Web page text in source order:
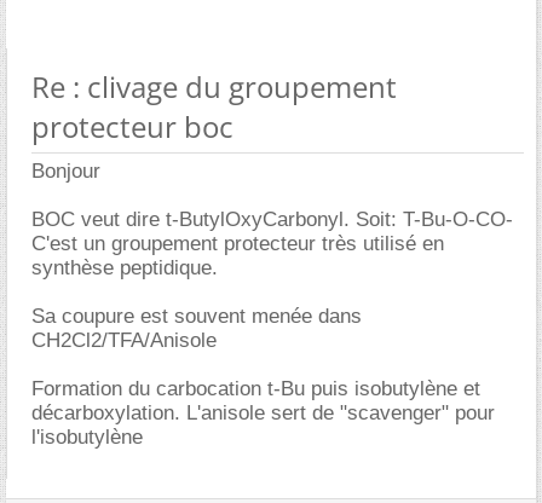
Re : clivage du groupement
protecteur boc
Bonjour
BOC veut dire t-ButylOxyCarbonyl. Soit: T-Bu-O-CO-
C'est un groupement protecteur très utilisé en
synthèse peptidique.
Sa coupure est souvent menée dans
CH2Cl2/TFA/Anisole
Formation du carbocation t-Bu puis isobutylène et
décarboxylation. L'anisole sert de "scavenger" pour
l'isobutylène